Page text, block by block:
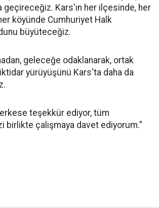
geçireceğiz. Kars'ın her ilçesinde, her
köyünde Cumhuriyet Halk
büyüteceğiz.
geleceğe odaklanarak, ortak
yürüyüşünü Kars'ta daha da
teşekkür ediyor, tüm
birlikte çalışmaya davet ediyorum.”